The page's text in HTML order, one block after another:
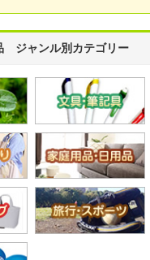
ジャンル別カテゴリー